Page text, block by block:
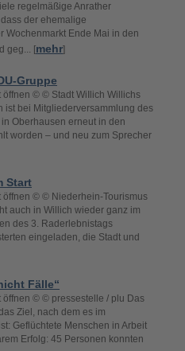
regelmäßige Anrather
der ehemalige
Wochenmarkt Ende Mai in den
geg... [mehr]
Gruppe
© © Stadt WiIlich Willichs
ist bei Mitgliederversammlung des
Oberhausen erneut in den
worden – und neu zum Sprecher
Start
© © Niederhein-Tourismus
auch in Willich wieder ganz im
des 3. Raderlebnistags
eingeladen, die Stadt und
Fälle“
© © pressestelle / plu Das
Ziel, nach dem es im
Geflüchtete Menschen in Arbeit
Erfolg: 45 Personen konnten